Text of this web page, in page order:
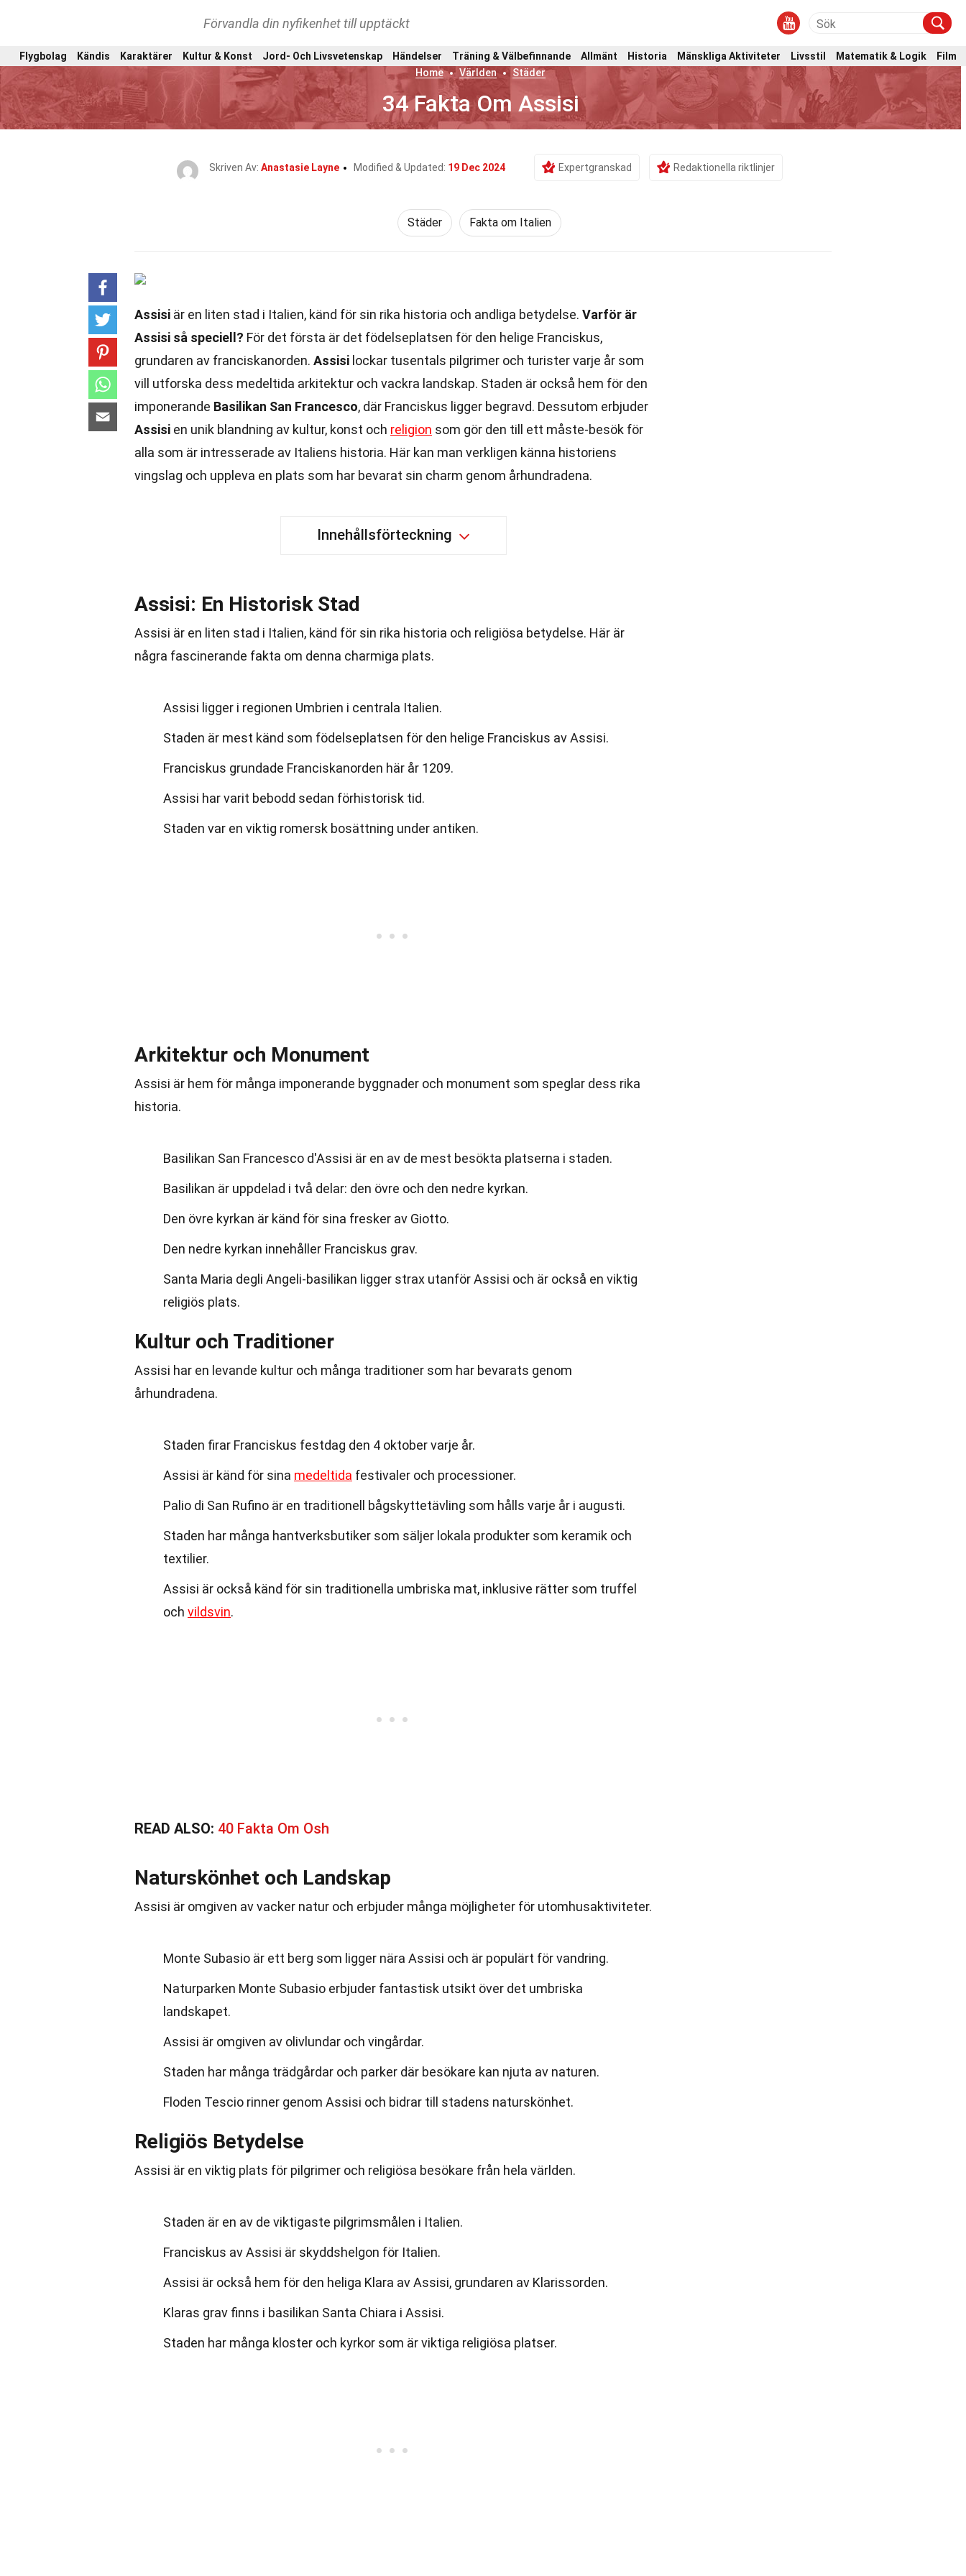
Förvandla din nyfikenhet till upptäckt
Flygbolag Kändis Karaktärer Kultur & Konst Jord- Och Livsvetenskap Händelser Träning & Välbefinnande Allmänt Historia Mänskliga Aktiviteter Livsstil Matematik & Logik
Film
Home
Världen Städer
34 Fakta Om Assisi
Skriven Av: Anastasie Layne Modified & Updated: 19 Dec 2024 Expertgranskad Redaktionella riktlinjer
Städer Fakta om Italien
Assisi är en liten stad i Italien, känd för sin rika historia och andliga betydelse. Varför är
Assisi så speciell? För det första är det födelseplatsen för den helige Franciskus,
grundaren av franciskanorden. Assisi lockar tusentals pilgrimer och turister varje år som
vill utforska dess medeltida arkitektur och vackra landskap. Staden är också hem för den
imponerande Basilikan San Francesco, där Franciskus ligger begravd. Dessutom erbjuder
Assisi en unik blandning av kultur, konst och religion som gör den till ett måste-besök för
alla som är intresserade av Italiens historia. Här kan man verkligen känna historiens
vingslag och uppleva en plats som har bevarat sin charm genom århundradena.
Innehållsförteckning
Assisi: En Historisk Stad
Assisi är en liten stad i Italien, känd för sin rika historia och religiösa betydelse. Här är
några fascinerande fakta om denna charmiga plats.
Assisi ligger i regionen Umbrien i centrala Italien.
Staden är mest känd som födelseplatsen för den helige Franciskus av Assisi.
Franciskus grundade Franciskanorden här år 1209.
Assisi har varit bebodd sedan förhistorisk tid.
Staden var en viktig romersk bosättning under antiken.
Arkitektur och Monument
Assisi är hem för många imponerande byggnader och monument som speglar dess rika
historia.
Basilikan San Francesco d'Assisi är en av de mest besökta platserna i staden.
Basilikan är uppdelad i två delar: den övre och den nedre kyrkan.
Den övre kyrkan är känd för sina fresker av Giotto.
Den nedre kyrkan innehåller Franciskus grav.
Santa Maria degli Angeli-basilikan ligger strax utanför Assisi och är också en viktig
religiös plats.
Kultur och Traditioner
Assisi har en levande kultur och många traditioner som har bevarats genom
århundradena.
Staden firar Franciskus festdag den 4 oktober varje år.
Assisi är känd för sina medeltida festivaler och processioner.
Palio di San Rufino är en traditionell bågskyttetävling som hålls varje år i augusti.
Staden har många hantverksbutiker som säljer lokala produkter som keramik och
textilier.
Assisi är också känd för sin traditionella umbriska mat, inklusive rätter som truffel
och vildsvin.
READ ALSO: 40 Fakta Om Osh
Naturskönhet och Landskap
Assisi är omgiven av vacker natur och erbjuder många möjligheter för utomhusaktiviteter.
Monte Subasio är ett berg som ligger nära Assisi och är populärt för vandring.
Naturparken Monte Subasio erbjuder fantastisk utsikt över det umbriska
landskapet.
Assisi är omgiven av olivlundar och vingårdar.
Staden har många trädgårdar och parker där besökare kan njuta av naturen.
Floden Tescio rinner genom Assisi och bidrar till stadens naturskönhet.
Religiös Betydelse
Assisi är en viktig plats för pilgrimer och religiösa besökare från hela världen.
Staden är en av de viktigaste pilgrimsmålen i Italien.
Franciskus av Assisi är skyddshelgon för Italien.
Assisi är också hem för den heliga Klara av Assisi, grundaren av Klarissorden.
Klaras grav finns i basilikan Santa Chiara i Assisi.
Staden har många kloster och kyrkor som är viktiga religiösa platser.